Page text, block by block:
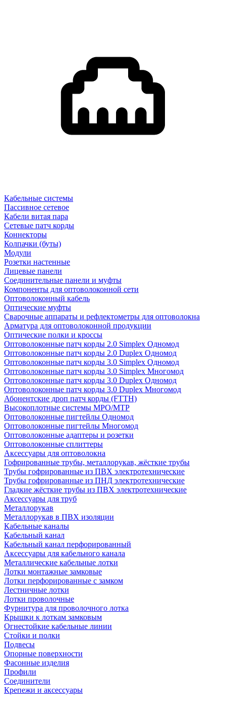
Кабельные системы
Пассивное сетевое
Кабели витая пара
Сетевые патч корды
Коннекторы
Колпачки (буты)
Модули
Розетки настенные
Лицевые панели
Соединительные панели и муфты
Компоненты для оптоволоконной сети
Оптоволоконный кабель
Оптические муфты
Сварочные аппараты и рефлектометры для оптоволокна
Арматура для оптоволоконной продукции
Оптические полки и кроссы
Оптоволоконные патч корды 2.0 Simplex Одномод
Оптоволоконные патч корды 2.0 Duplex Одномод
Оптоволоконные патч корды 3.0 Simplex Одномод
Оптоволоконные патч корды 3.0 Simplex Многомод
Оптоволоконные патч корды 3.0 Duplex Одномод
Оптоволоконные патч корды 3.0 Duplex Многомод
Абонентские дроп патч корды (FTTH)
Высокоплотные системы MPO/MTP
Оптоволоконные пигтейлы Одномод
Оптоволоконные пигтейлы Многомод
Оптоволоконные адаптеры и розетки
Оптоволоконные сплиттеры
Аксессуары для оптоволокна
Гофрированные трубы, металлорукав, жёсткие трубы
Трубы гофрированные из ПВХ электротехнические
Трубы гофрированные из ПНД электротехнические
Гладкие жёсткие трубы из ПВХ электротехнические
Аксессуары для труб
Металлорукав
Металлорукав в ПВХ изоляции
Кабельные каналы
Кабельный канал
Кабельный канал перфорированный
Аксессуары для кабельного канала
Металлические кабельные лотки
Лотки монтажные замковые
Лотки перфорированные с замком
Лестничные лотки
Лотки проволочные
Фурнитура для проволочного лотка
Крышки к лоткам замковым
Огнестойкие кабельные линии
Стойки и полки
Подвесы
Опорные поверхности
Фасонные изделия
Профили
Соединители
Крепежи и аксессуары